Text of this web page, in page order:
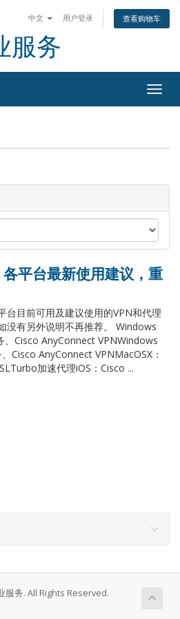
中文 用户登录 查看购物车
服务
平台最新使用建议，重
台目前可用及建议使用的VPN和代理
没有另外说明不再推荐。 Windows
、Cisco AnyConnect VPNWindows
Cisco AnyConnect VPNMacOSX：
加速代理iOS：Cisco ...
服务. All Rights Reserved.